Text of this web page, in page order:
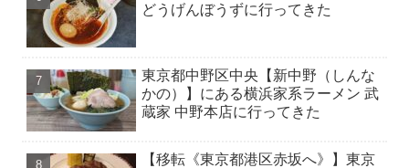
どうげんぼうずに行ってきた
東京都中野区中央【新中野（しんな
かの）】にある横浜家系ラーメン 武
蔵家 中野本店に行ってきた
【移転《東京都港区赤坂へ》】東京